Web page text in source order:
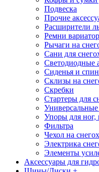
Подвеска
Прочие
Расширители
Ремни
Рычаги на
Сани для
Светодиодные
Сиденья и
Склизы на
Скребки
Стартеры для
Универсальные
Упоры для ног,
Фильтра
Чехол на
Электрика
Элементы
Аксессуары для